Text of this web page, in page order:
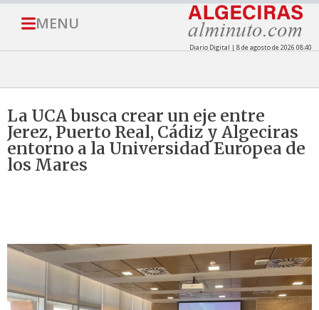
MENU
Diario Digital | 8 de agosto de 2026 08:40
La UCA busca crear un eje entre
Jerez, Puerto Real, Cádiz y Algeciras
entorno a la Universidad Europea de
los Mares